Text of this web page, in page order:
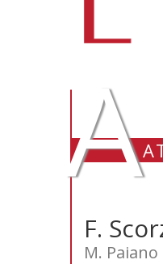
A
F.
M. Paiano